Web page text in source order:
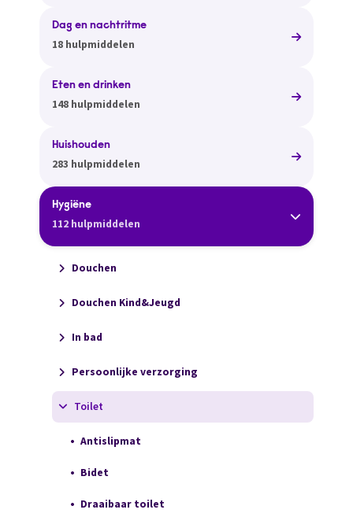
Dag en nachtritme
18 hulpmiddelen
Eten en drinken
148 hulpmiddelen
Huishouden
283 hulpmiddelen
Hygiëne
112 hulpmiddelen
Douchen
Douchen Kind&Jeugd
In bad
Persoonlijke verzorging
Toilet
Antislipmat
Bidet
Draaibaar toilet